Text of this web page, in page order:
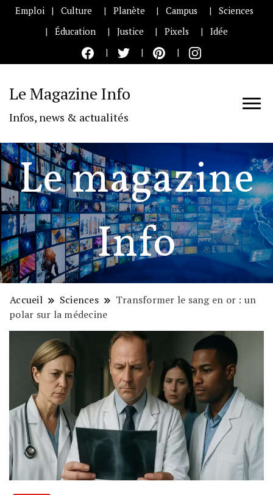
Emploi Culture Planète Campus
Sciences
Éducation
Justice Pixels Idée
Le Magazine Info
Infos, news & actualités
Le magazine
Info
Accueil Sciences
Transformer le sang en or : un
polar sur la médecine